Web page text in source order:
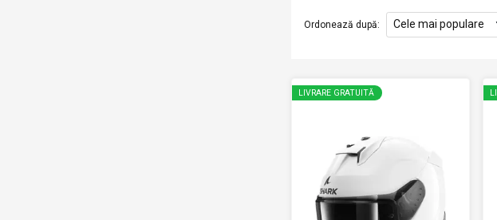
Ordonează după:
LIVRARE GRATUITĂ